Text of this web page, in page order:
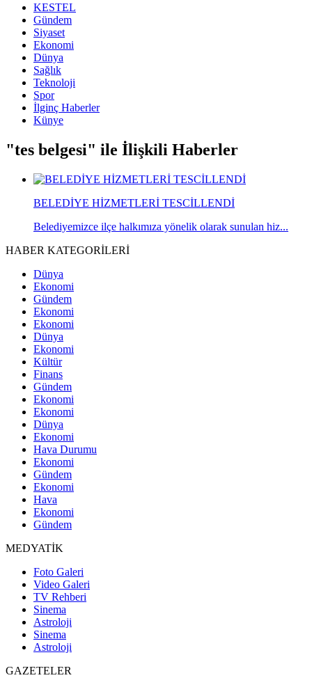
KESTEL
Gündem
Siyaset
Ekonomi
Dünya
Sağlık
Teknoloji
Spor
İlginç Haberler
Künye
"tes belgesi" ile İlişkili Haberler
BELEDİYE HİZMETLERİ TESCİLLENDİ
Belediyemizce ilçe halkımıza yönelik olarak sunulan hiz...
HABER KATEGORİLERİ
Dünya
Ekonomi
Gündem
Ekonomi
Ekonomi
Dünya
Ekonomi
Kültür
Finans
Gündem
Ekonomi
Ekonomi
Dünya
Ekonomi
Hava Durumu
Ekonomi
Gündem
Ekonomi
Hava
Ekonomi
Gündem
MEDYATİK
Foto Galeri
Video Galeri
TV Rehberi
Sinema
Astroloji
Sinema
Astroloji
GAZETELER